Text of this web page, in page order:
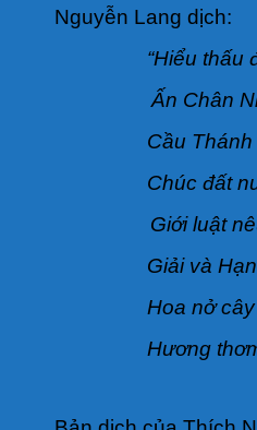
Nguyễn Lang dịch:
“Hiểu thấu
Ấn Chân
Cầu Thánh
Chúc đất
Giới luật
Giải và
Hoa nở
Hương thơm